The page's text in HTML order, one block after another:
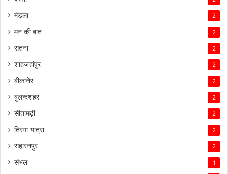
मंडला 2
मन की बात 2
सतना 2
शाहजहांपुर 2
बीकानेर 2
बुलन्दशहर 2
सीतामढ़ी 2
तिरंगा यात्रा 2
सहारनपुर 2
संभल 1